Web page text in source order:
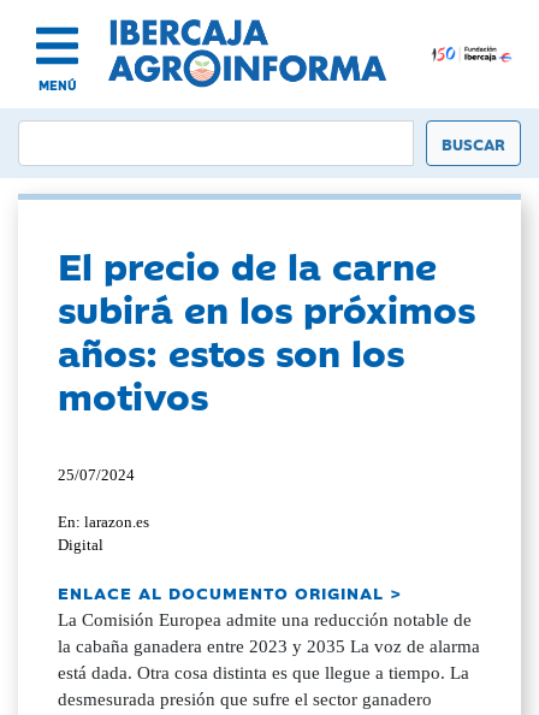
MENÚ
El precio de la carne
subirá en los próximos
años: estos son los
motivos
25/07/2024
En: larazon.es
Digital
ENLACE AL DOCUMENTO ORIGINAL >
La Comisión Europea admite una reducción notable de
la cabaña ganadera entre 2023 y 2035 La voz de alarma
está dada. Otra cosa distinta es que llegue a tiempo. La
desmesurada presión que sufre el sector ganadero